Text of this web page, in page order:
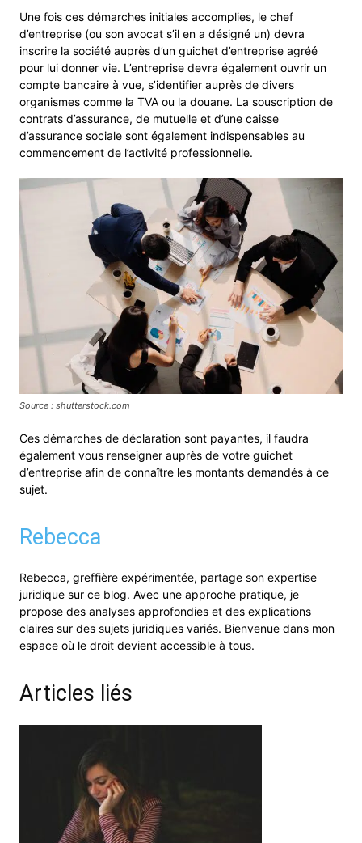
Une fois ces démarches initiales accomplies, le chef
d’entreprise (ou son avocat s’il en a désigné un) devra
inscrire la société auprès d’un guichet d’entreprise agréé
pour lui donner vie. L’entreprise devra également ouvrir un
compte bancaire à vue, s’identifier auprès de divers
organismes comme la TVA ou la douane. La souscription de
contrats d’assurance, de mutuelle et d’une caisse
d’assurance sociale sont également indispensables au
commencement de l’activité professionnelle.
Source : shutterstock.com
Ces démarches de déclaration sont payantes, il faudra
également vous renseigner auprès de votre guichet
d’entreprise afin de connaître les montants demandés à ce
sujet.
Rebecca
Rebecca, greffière expérimentée, partage son expertise
juridique sur ce blog. Avec une approche pratique, je
propose des analyses approfondies et des explications
claires sur des sujets juridiques variés. Bienvenue dans mon
espace où le droit devient accessible à tous.
Articles liés